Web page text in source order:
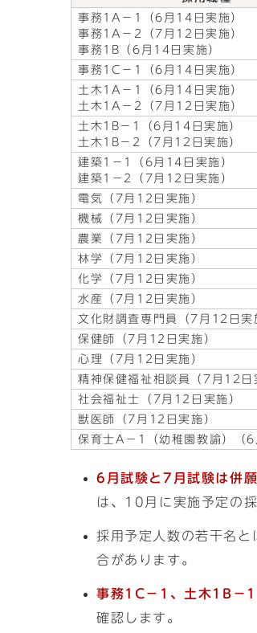
事務1A－1（6月14日実施）
事務1A－2（7月12日実施）
事務1B（6月14日実施）
事務1C－1（6月14日実施）
土木1A－1（6月14日実施）
土木1A－2（7月12日実施）
土木1B－1（6月14日実施）
土木1B－2（7月12日実施）
建築1－1（6月14日実施）
建築1－2（7月12日実施）
電気（7月12日実施）
機械（7月12日実施）
農業（7月12日実施）
林学（7月12日実施）
化学（7月12日実施）
水産（7月12日実施）
文化財調査専門員（7月12日実
保健師（7月12日実施）
心理（7月12日実施）
精神保健福祉相談員（7月12日
社会福祉士（7月12日実施）
獣医師（7月12日実施）
保育士A－1（幼稚園教諭）（6
6月試験と7月試験は併
は、10月に実施予定の
採用予定人数の若干名
合があります。
事務1C－1、 土木1B－1
確認します。